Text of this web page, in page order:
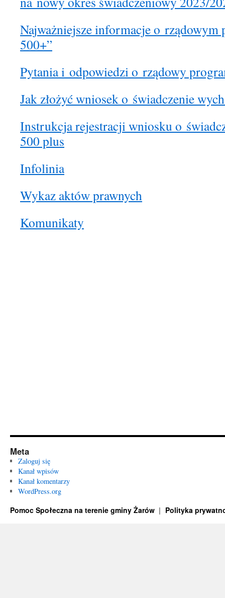
Najważniejsze informacje o rządowym
500+”
Pytania i odpowiedzi o rządowy
Jak złożyć wniosek o świadczenie
Instrukcja rejestracji wniosku o
500 plus
Infolinia
Wykaz aktów prawnych
Komunikaty
Meta
Zaloguj się
Kanał wpisów
Kanał komentarzy
WordPress.org
Pomoc Społeczna na terenie gminy Żarów Polityka